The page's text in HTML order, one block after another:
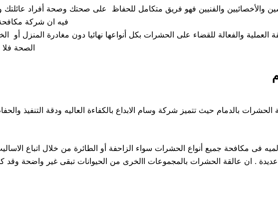
والأخصائيين والفنيين فهو فريق متكامل للحفاظ على صحتك وصحة أفراد
فيه ان شركة مكافحة
والفعالة للقضاء على الحشرات بكل أنواعها نهائيا دون مغادرة المنزل
الصحة
بالدمام حيث تتميز شركة وسام الابداع بالكفاءة العاليه ودقة
فى مكافحة جميع أنواع الحشرات سواء الزاحفة أو الطائرة من خلال اتباع
. ان عالقة الحشرات بالمجموعات االخرى من الحيوانات تبقى غير واضحة وقد